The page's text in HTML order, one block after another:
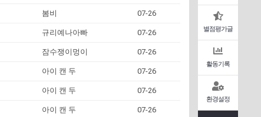
별점평가글
활동기록
환경설정
봄비 07-26
규리예나아빠 07-26
잠수쟁이멍이 07-26
아이 캔 두 07-26
아이 캔 두 07-26
아이 캔 두 07-26